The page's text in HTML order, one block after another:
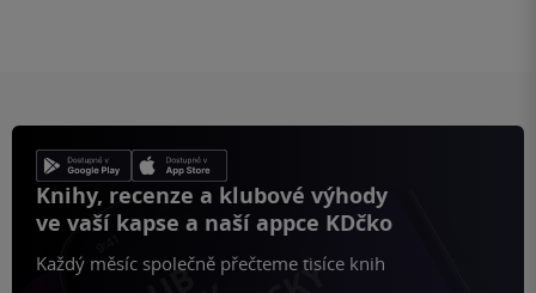
Knihy, recenze a klubové výhody
ve vaší kapse a naší appce KDčko
Každý měsíc společně přečteme tisíce knih